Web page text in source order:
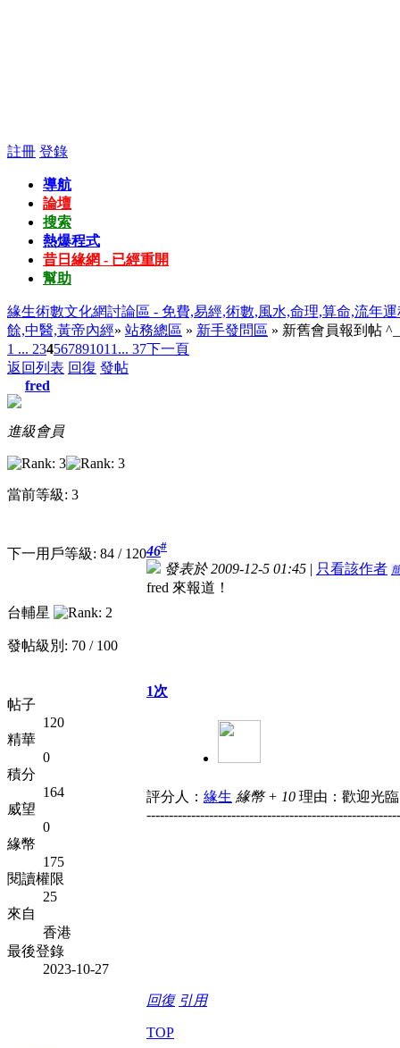
註冊 登錄
導航
論壇
搜索
熱爆程式
昔日緣網 - 已經重開
幫助
緣生術數文化網討論區 - 免費,易經,術數,風水,命理,算命,流年
餘,中醫,黃帝內經» 站務總區 » 新手發問區 » 新舊會員報到帖
1 ... 234567891011 ... 37下一頁
返回列表 回復 發帖
fred
進級會員
當前等級: 3
下一用戶等級: 84 / 120
台輔星
發帖級別: 70 / 100
帖子
120
精華
0
積分
164
威望
0
緣幣
175
閱讀權限
25
來自
香港
最後登錄
2023-10-27
46#
發表於 2009-12-5 01:45 | 只看該作者
fred 來報道！
1次
評分人： 緣生 緣幣 + 10 理由：歡迎光
回復 引用
TOP